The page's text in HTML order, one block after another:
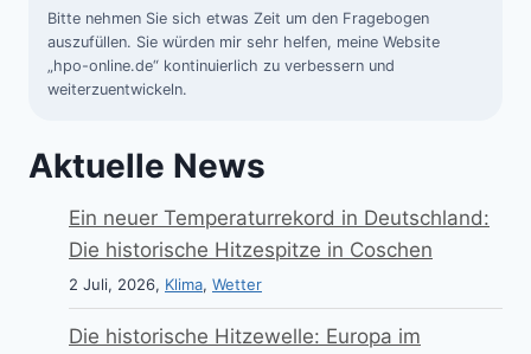
Bitte nehmen Sie sich etwas Zeit um den Fragebogen
auszufüllen. Sie würden mir sehr helfen, meine Website
„hpo-online.de“ kontinuierlich zu verbessern und
weiterzuentwickeln.
Aktuelle News
Ein neuer Temperaturrekord in Deutschland:
Die historische Hitzespitze in Coschen
2 Juli, 2026, Klima, Wetter
Die historische Hitzewelle: Europa im